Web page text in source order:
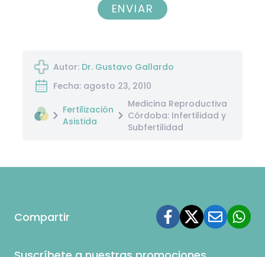
ENVIAR
Autor: Dr. Gustavo Gallardo
Fecha: agosto 23, 2010
Fertilización
Asistida
Medicina Reproductiva
Córdoba: Infertilidad y
Subfertilidad
Compartir